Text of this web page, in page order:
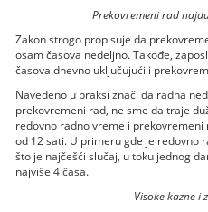
Prekovremeni rad
Zakon strogo propisuje da
osam časova nedeljno. Takođe,
časova dnevno uključujući i
Navedeno u praksi znači da radna
prekovremeni rad, ne sme da traje
redovno radno vreme i
od 12 sati. U primeru gde je redovno
što je najčešći slučaj, u toku jednog
najviše 4 časa.
Visoke kazne i